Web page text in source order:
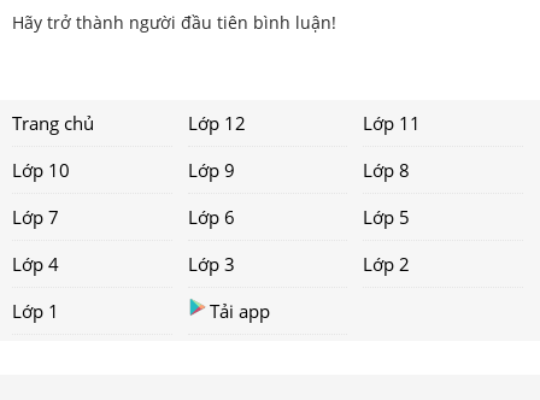
Hãy trở thành người đầu tiên bình luận!
Trang chủ Lớp 12
Lớp 11
Lớp 10
Lớp 9
Lớp 8
Lớp 7
Lớp 6
Lớp 5
Lớp 4
Lớp 3
Lớp 2
Lớp 1
Tải app